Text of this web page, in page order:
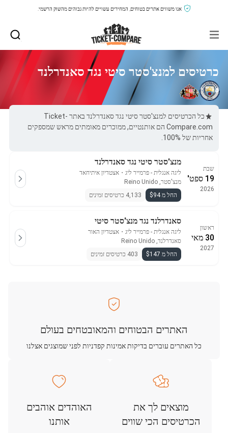
אנו משווים אתרים בטוחים, המחירים עשויים להיות גבוהים מהשוק הרשמי.
כרטיסים למנצ'סטר סיטי נגד סאנדרלנד
כל הכרטיסים למנצ'סטר סיטי נגד סאנדרלנד באתר Ticket-
Compare.com הם אותנטיים, ממוכרים מאומתים מראש שמספקים
אחריות של 100%.
שבת
19 ספט'
2026
מנצ'סטר סיטי נגד סאנדרלנד
ליגה אנגלית - פרמייר ליג ・ אצטדיון איתיחאד
מנצ'סטר, Reino Unido
החל מ $94
4,133 כרטיסים זמינים
ראשון
30 מאי
2027
סאנדרלנד נגד מנצ'סטר סיטי
ליגה אנגלית - פרמייר ליג ・ אצטדיון האור
סאנדרלנד, Reino Unido
החל מ $147
403 כרטיסים זמינים
האתרים הבטוחים והמאובטחים בעולם
כל האתרים עוברים בדיקות אמינות קפדניות לפני שמוצגים אצלנו
מוצאים לך את
הכרטיסים הכי שווים
האוהדים אוהבים
אותנו